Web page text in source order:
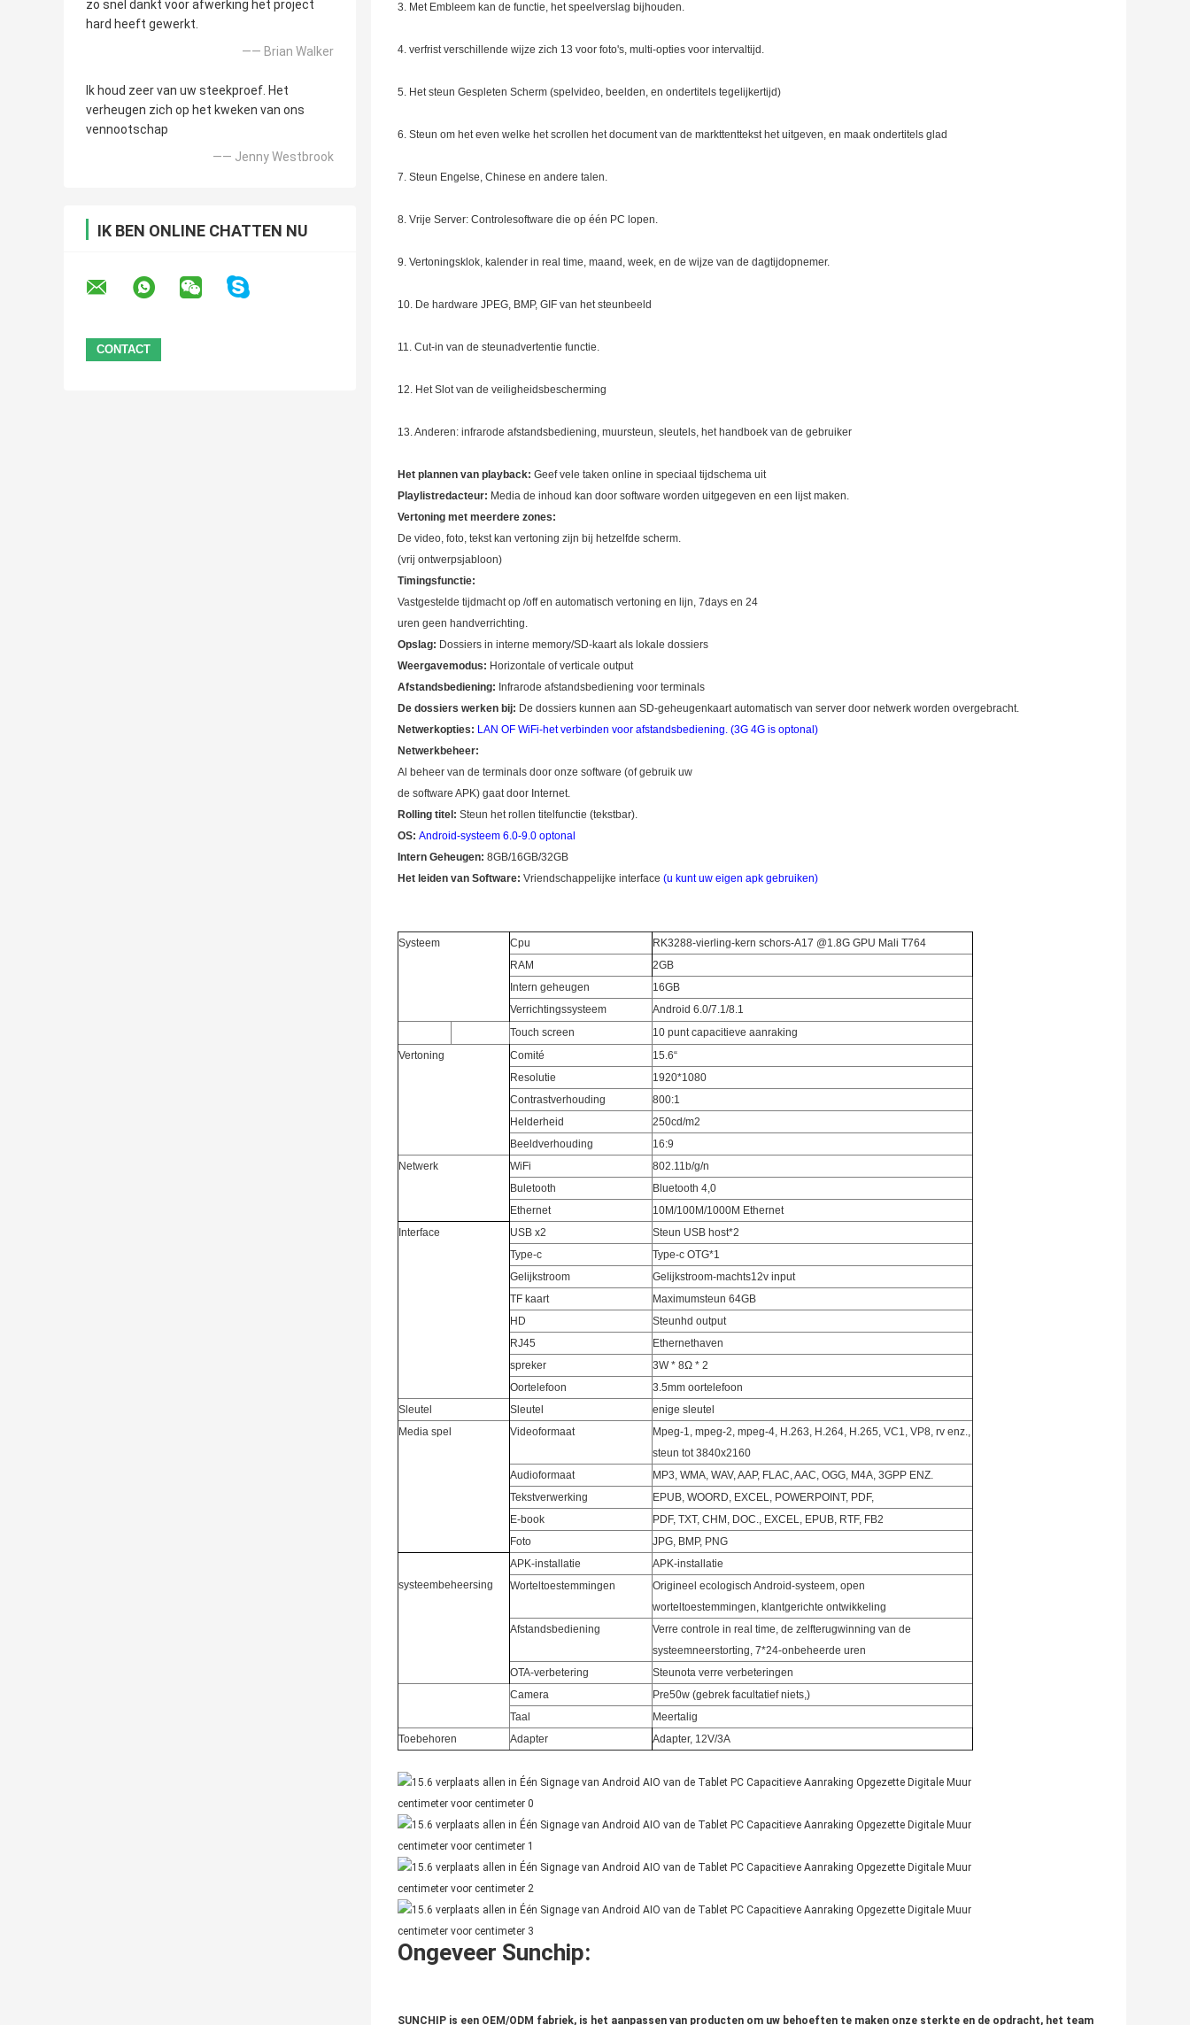
zo snel dankt voor afwerking het project
hard heeft gewerkt.
—— Brian Walker
Ik houd zeer van uw steekproef. Het
verheugen zich op het kweken van ons
vennootschap
—— Jenny Westbrook
IK BEN ONLINE CHATTEN NU
3. Met Embleem kan de functie, het speelverslag bijhouden.
4. verfrist verschillende wijze zich 13 voor foto's, multi-opties voor intervaltijd.
5. Het steun Gespleten Scherm (spelvideo, beelden, en ondertitels tegelijkertijd)
6. Steun om het even welke het scrollen het document van de markttenttekst het uitgeven, en maak ondertitels glad
7. Steun Engelse, Chinese en andere talen.
8. Vrije Server: Controlesoftware die op één PC lopen.
9. Vertoningsklok, kalender in real time, maand, week, en de wijze van de dagtijdopnemer.
10. De hardware JPEG, BMP, GIF van het steunbeeld
11. Cut-in van de steunadvertentie functie.
12. Het Slot van de veiligheidsbescherming
13. Anderen: infrarode afstandsbediening, muursteun, sleutels, het handboek van de gebruiker
Het plannen van playback: Geef vele taken online in speciaal tijdschema uit
Playlistredacteur: Media de inhoud kan door software worden uitgegeven en een lijst maken.
Vertoning met meerdere zones:
De video, foto, tekst kan vertoning zijn bij hetzelfde scherm.
(vrij ontwerpsjabloon)
Timingsfunctie:
Vastgestelde tijdmacht op /off en automatisch vertoning en lijn, 7days en 24
uren geen handverrichting.
Opslag: Dossiers in interne memory/SD-kaart als lokale dossiers
Weergavemodus: Horizontale of verticale output
Afstandsbediening: Infrarode afstandsbediening voor terminals
De dossiers werken bij: De dossiers kunnen aan SD-geheugenkaart automatisch van server door netwerk worden overgebracht.
Netwerkopties: LAN OF WiFi-het verbinden voor afstandsbediening. (3G 4G is optonal)
Netwerkbeheer:
Al beheer van de terminals door onze software (of gebruik uw
de software APK) gaat door Internet.
Rolling titel: Steun het rollen titelfunctie (tekstbar).
OS: Android-systeem 6.0-9.0 optonal
Intern Geheugen: 8GB/16GB/32GB
Het leiden van Software: Vriendschappelijke interface (u kunt uw eigen apk gebruiken)
Systeem Cpu
RK3288-vierling-kern schors-A17 @1.8G GPU Mali T764
RAM
2GB
Intern geheugen
16GB
Verrichtingssysteem
Android 6.0/7.1/8.1
Touch screen
10 punt capacitieve aanraking
Vertoning
Comité
15.6“
Resolutie
1920*1080
Contrastverhouding
800:1
Helderheid
250cd/m2
Beeldverhouding
16:9
Netwerk
WiFi
802.11b/g/n
Buletooth
Bluetooth 4,0
Ethernet
10M/100M/1000M Ethernet
Interface
USB x2
Steun USB host*2
Type-c
Type-c OTG*1
Gelijkstroom
Gelijkstroom-machts12v input
TF kaart
Maximumsteun 64GB
HD
Steunhd output
RJ45
Ethernethaven
spreker
3W * 8Ω * 2
Oortelefoon
3.5mm oortelefoon
Sleutel
Sleutel
enige sleutel
Media spel
Videoformaat
Mpeg-1, mpeg-2, mpeg-4, H.263, H.264, H.265, VC1, VP8, rv enz.,
steun tot 3840x2160
Audioformaat
MP3, WMA, WAV, AAP, FLAC, AAC, OGG, M4A, 3GPP ENZ.
Tekstverwerking
EPUB, WOORD, EXCEL, POWERPOINT, PDF,
E-book
PDF, TXT, CHM, DOC., EXCEL, EPUB, RTF, FB2
Foto
JPG, BMP, PNG
systeembeheersing
APK-installatie
APK-installatie
Worteltoestemmingen
Origineel ecologisch Android-systeem, open
worteltoestemmingen, klantgerichte ontwikkeling
Afstandsbediening
Verre controle in real time, de zelfterugwinning van de
systeemneerstorting, 7*24-onbeheerde uren
OTA-verbetering
Steunota verre verbeteringen
Camera
Pre50w (gebrek facultatief niets,)
Taal
Meertalig
Toebehoren
Adapter Adapter, 12V/3A
Ongeveer Sunchip:
SUNCHIP is een OEM/ODM fabriek, is het aanpassen van producten om uw behoeften te maken onze sterkte en de opdracht, het team